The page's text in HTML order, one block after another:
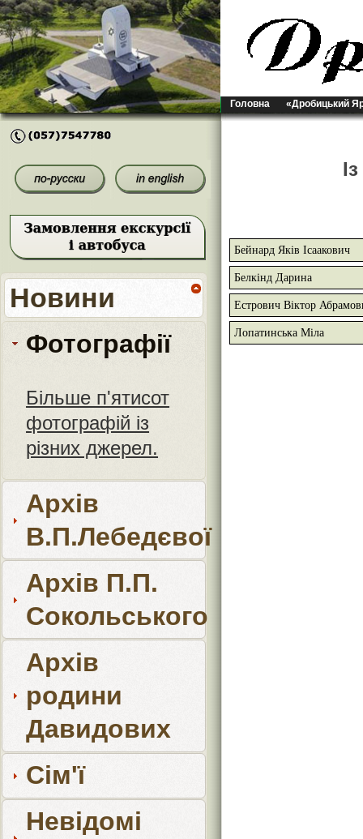
Головна «Дробицький
Новини
Фотографії
Більше п'ятисот
фотографій із
різних джерел.
Архів
В.П.Лебедєвої
Архів П.П.
Сокольського
Архів
родини
Давидових
Сім'ї
Невідомі
Бейнард Яків Ісаакович
Белкінд Дарина
Естрович Віктор
Лопатинська Міла